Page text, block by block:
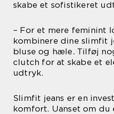
skabe et sofistikeret
– For et mere feminint
kombinere dine slimfit
bluse og hæle. Tilføj
clutch for at skabe et
udtryk.
Slimfit jeans er en
komfort. Uanset om du